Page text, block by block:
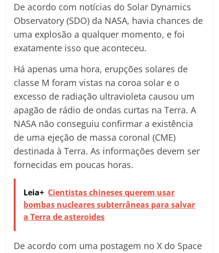
De acordo com notícias do Solar Dynamics
Observatory (SDO) da NASA, havia chances de
uma explosão a qualquer momento, e foi
exatamente isso que aconteceu.
Há apenas uma hora, erupções solares de
classe M foram vistas na coroa solar e o
excesso de radiação ultravioleta causou um
apagão de rádio de ondas curtas na Terra. A
NASA não conseguiu confirmar a existência
de uma ejeção de massa coronal (CME)
destinada à Terra. As informações devem ser
fornecidas em poucas horas.
Leia+ Cientistas chineses querem usar
bombas nucleares subterrâneas para salvar
a Terra de asteroides
De acordo com uma postagem no X do Space